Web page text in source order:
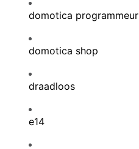
domotica programmeur
domotica shop
draadloos
e14